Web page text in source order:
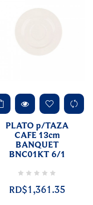
PLATO p/TAZA
CAFE 13cm
BANQUET
BNC01KT 6/1
RD$1,361.35